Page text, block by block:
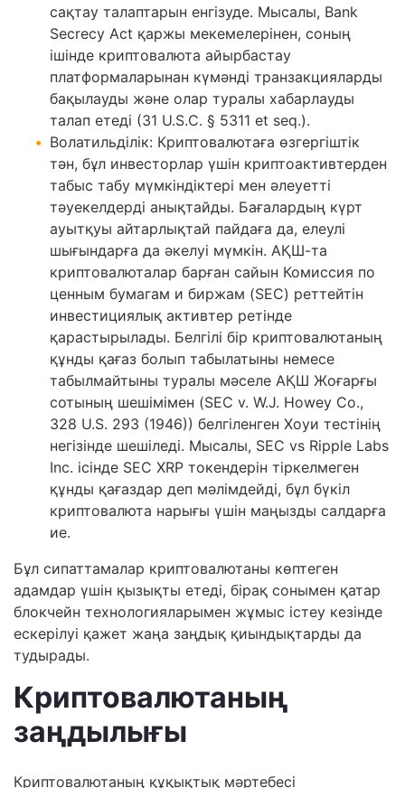
сақтау талаптарын енгізуде. Мысалы, Bank
Secrecy Act қаржы мекемелерінен, соның
ішінде криптовалюта айырбастау
платформаларынан күмәнді транзакцияларды
бақылауды және олар туралы хабарлауды
талап етеді (31 U.S.C. § 5311 et seq.).
Волатильділік: Криптовалютаға өзгергіштік
тән, бұл инвесторлар үшін криптоактивтерден
табыс табу мүмкіндіктері мен әлеуетті
тәуекелдерді анықтайды. Бағалардың күрт
ауытқуы айтарлықтай пайдаға да, елеулі
шығындарға да әкелуі мүмкін. АҚШ-та
криптовалюталар барған сайын Комиссия по
ценным бумагам и биржам (SEC) реттейтін
инвестициялық активтер ретінде
қарастырылады. Белгілі бір криптовалютаның
құнды қағаз болып табылатыны немесе
табылмайтыны туралы мәселе АҚШ Жоғарғы
сотының шешімімен (SEC v. W.J. Howey Co.,
328 U.S. 293 (1946)) белгіленген Хоуи тестінің
негізінде шешіледі. Мысалы, SEC vs Ripple Labs
Inc. ісінде SEC XRP токендерін тіркелмеген
құнды қағаздар деп мәлімдейді, бұл бүкіл
криптовалюта нарығы үшін маңызды салдарға
ие.
Бұл сипаттамалар криптовалютаны көптеген
адамдар үшін қызықты етеді, бірақ сонымен қатар
блокчейн технологияларымен жұмыс істеу кезінде
ескерілуі қажет жаңа заңдық қиындықтарды да
тудырады.
Криптовалютаның
заңдылығы
Криптовалютаның құқықтық мәртебесі